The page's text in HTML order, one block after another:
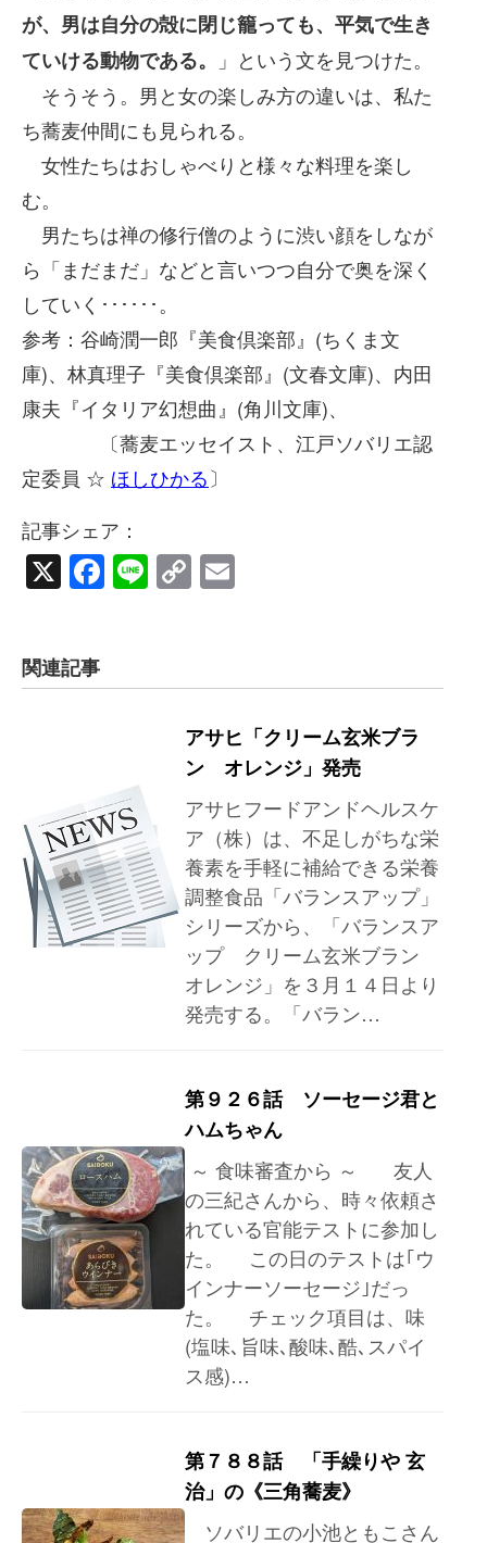
が、男は自分の殻に閉じ籠っても、平気で生き
ていける動物である。
」という文を見つけた。
そうそう。男と女の楽しみ方の違いは、私た
ち蕎麦仲間にも見られる。
女性たちはおしゃべりと様々な料理を楽し
む。
男たちは禅の修行僧のように渋い顔をしなが
ら「まだまだ」などと言いつつ自分で奥を深く
していく･･････。
参考：谷崎潤一郎『美食倶楽部』(ちくま文
庫)、林真理子『美食倶楽部』(文春文庫)、内田
康夫『イタリア幻想曲』(角川文庫)、
〔蕎麦エッセイスト、江戸ソバリエ認
定委員 ☆ ほしひかる〕
記事シェア：
X Facebook
LineCopy
関連記事
アサヒ「クリーム玄米ブラ
ン オレンジ」発売
アサヒフードアンドヘルスケ
ア（株）は、不足しがちな栄
養素を手軽に補給できる栄養
調整食品「バランスアップ」
シリーズから、「バランスア
ップ クリーム玄米ブラン
オレンジ」を３月１４日より
発売する。「バラン…
第９２６話 ソーセージ君と
ハムちゃん
～ 食味審査から ～ 友人
の三紀さんから、時々依頼さ
れている官能テストに参加し
た。 この日のテストは｢ウ
インナーソーセージ｣だっ
た。 チェック項目は、味
(塩味､旨味､酸味､酷､スパイ
ス感)…
第７８８話 「手繰りや 玄
治」の《三角蕎麦》
ソバリエの小池ともこさん